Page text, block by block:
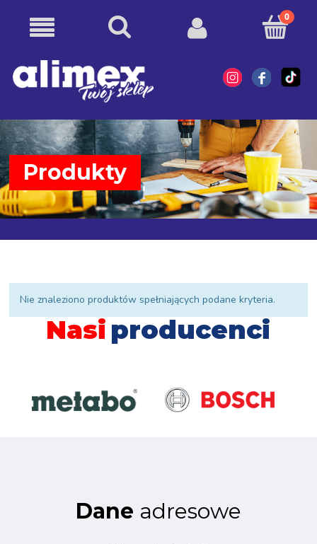
Produkty
Nie znaleziono produktów spełniających podane kryteria.
Nasi producenci
Dane adresowe